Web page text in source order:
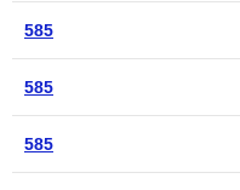
585
585
585